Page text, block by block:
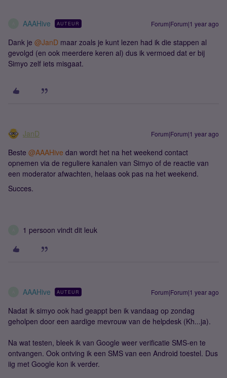
AAAHive AUTEUR Forum|Forum|1 year ago
Dank je ​ @JanD maar zoals je kunt lezen had ik die stappen al
gevolgd (en ook meerdere keren al) dus ik vermoed dat er bij
Simyo zelf iets misgaat.
JanD Forum|Forum|1 year ago
Beste ​ @AAAHive dan wordt het na het weekend contact
opnemen via de reguliere kanalen van Simyo of de reactie van
een moderator afwachten, helaas ook pas na het weekend.
Succes.
1 persoon vindt dit leuk
AAAHive AUTEUR Forum|Forum|1 year ago
Nadat ik simyo ook had geappt ben ik vandaag op zondag
geholpen door een aardige mevrouw van de helpdesk (Kh...ja).
Na wat testen, bleek ik van Google weer verificatie SMS-en te
ontvangen. Ook ontving ik een SMS van een Android toestel. Dus
iig met Google kon ik verder.